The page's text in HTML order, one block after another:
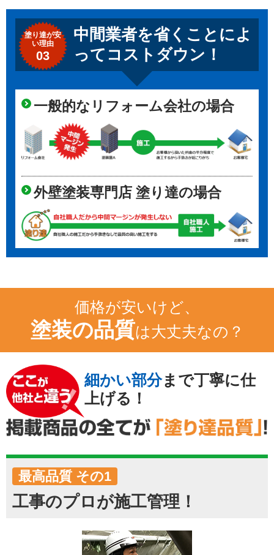
塗り達が安
い理由
03
中間業者を省くことによ
ってコストダウン！
一般的なリフォーム会社の場合
外壁塗装専門店 塗り達の場合
価格が安いけど、
塗装の品質は大丈夫なの？
細かい部分まで丁寧に仕
上げる！
最高品質 その1
工事のプロが施工管理！